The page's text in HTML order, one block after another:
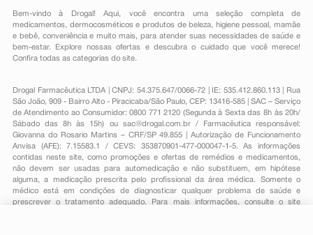
Bem-vindo à Drogal! Aqui, você encontra uma seleção completa de
medicamentos , dermocosméticos e produtos de beleza, higiene pessoal ,mamãe
e bebê, conveniênciae muito mais, para atender suas necessidades de saúde e
bem-estar. Explore nossas ofertas e descubra o cuidado que você merece!
Confira todas as categorias do site.
Drogal Farmacêutica LTDA | CNPJ: 54.375.647/0066-72 | IE: 535.412.860.113 | Rua
São João, 909 - Bairro Alto - Piracicaba/São Paulo, CEP: 13416-585 | SAC – Serviço
de Atendimento ao Consumidor: 0800 771 2120 (Segunda à Sexta das 8h às 20h/
Sábado das 8h às 15h) ou sac@drogal.com.br/ Farmacêutica responsável:
Giovanna do Rosario Martins – CRF/SP 49.855 | Autorização de Funcionamento
Anvisa (AFE): 7.15583.1 / CEVS: 353870901-477-000047-1-5. As informações
contidas neste site, como promoções e ofertas de remédios e medicamentos,
não devem ser usadas para automedicação e não substituem, em hipótese
alguma, a medicação prescrita pelo profissional da área médica. Somente o
médico está em condições de diagnosticar qualquer problema de saúde e
prescrever o tratamento adequado. Para mais informações, consulte o site